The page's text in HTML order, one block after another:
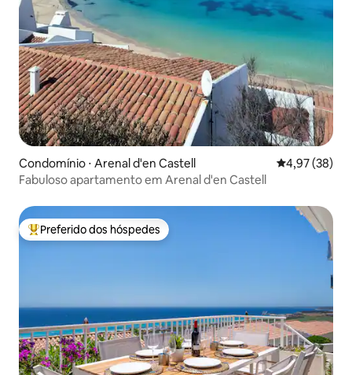
Condomínio ⋅ Arenal d'en Castell 4,97 de uma
4,97 (38)
Fabuloso apartamento em Arenal d'en Castell
Entre os melhores preferidos dos hóspedes
Preferido dos hóspedes